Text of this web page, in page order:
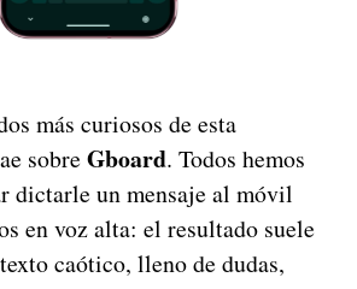
más curiosos de esta
sobre Gboard. Todos hemos
dictarle un mensaje al móvil
en voz alta: el resultado suele
caótico, lleno de dudas,